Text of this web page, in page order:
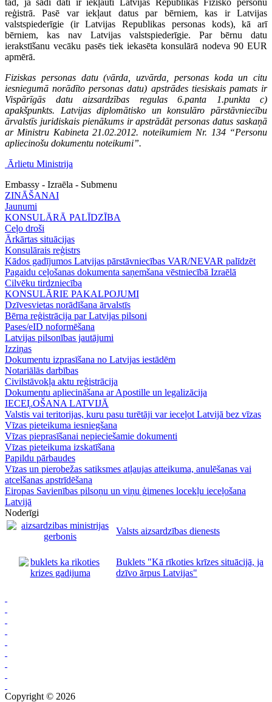
reģistrā. Pasē var iekļaut datus par bērniem, kas ir Latvijas
valstspiederīgie (ir Latvijas Republikas personas kods), kā arī
bērniem, kas nav Latvijas valstspiederīgie. Par bērnu datu
ierakstīšanu vecāku pasēs tiek iekasēta konsulārā nodeva 90 EUR
apmērā.
Fiziskas personas datu (vārda, uzvārda, personas koda un citu
iesniegumā norādīto personas datu) apstrādes tiesiskais pamats ir
Vispārīgās datu aizsardzības regulas 6.panta 1.punkta c)
apakšpunkts. Latvijas diplomātisko un konsulāro pārstāvniecību
ārvalstīs juridiskais pienākums ir apstrādāt personas datus saskaņā
ar Ministru Kabineta 21.02.2012. noteikumiem Nr. 134 “Personu
apliecinošu dokumentu noteikumi”.
Ārlietu Ministrija
Embassy - Izraēla - Submenu
ZINĀŠANAI
Jaunumi
KONSULĀRĀ PALĪDZĪBA
Ceļo droši
Ārkārtas situācijas
Konsulārais reģistrs
Kādos gadījumos Latvijas pārstāvniecības VAR/NEVAR palīdzēt
Pagaidu ceļošanas dokumenta saņemšana vēstniecībā Izraēlā
Cilvēku tirdzniecība
KONSULĀRIE PAKALPOJUMI
Dzīvesvietas norādīšana ārvalstīs
Bērna reģistrācija par Latvijas pilsoni
Pases/eID noformēšana
Latvijas pilsonības jautājumi
Izziņas
Dokumentu izprasīšana no Latvijas iestādēm
Notariālās darbības
Civilstāvokļa aktu reģistrācija
Dokumentu apliecināšana ar Apostille un legalizācija
IECEĻOŠANA LATVIJĀ
Valstis vai teritorijas, kuru pasu turētāji var ieceļot Latvijā bez vīzas
Vīzas pieteikuma iesniegšana
Vīzas pieprasīšanai nepieciešamie dokumenti
Vīzas pieteikuma izskatīšana
Papildu pārbaudes
Vīzas un pierobežas satiksmes atļaujas atteikuma, anulēšanas vai
atcelšanas apstrīdēšana
Eiropas Savienības pilsoņu un viņu ģimenes locekļu ieceļošana
Latvijā
Noderīgi
Valsts aizsardzības dienests
Buklets "Kā rīkoties krīzes situācijā, ja
dzīvo ārpus Latvijas"
Copyright © 2026